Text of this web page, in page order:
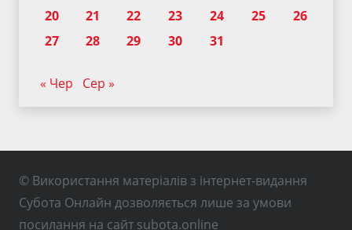
20
21 22 23 24 25
26
27
28 29 30 31
« Чер Сер »
© Використання матеріалів з інтернет-видання
Субота Онлайн дозволяється лише за умови
посилання на сайт subota.online